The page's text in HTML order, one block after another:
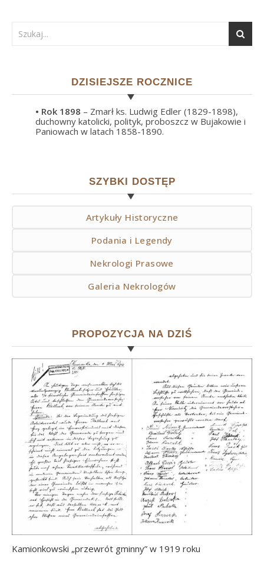
DZISIEJSZE ROCZNICE
• Rok 1898 – Zmarł ks. Ludwig Edler (1829-1898),
duchowny katolicki, polityk, proboszcz w Bujakowie i
Paniowach w latach 1858-1890.
SZYBKI DOSTĘP
Artykuły Historyczne
Podania i Legendy
Nekrologi Prasowe
Galeria Nekrologów
PROPOZYCJA NA DZIŚ
Kamionkowski „przewrót gminny” w 1919 roku